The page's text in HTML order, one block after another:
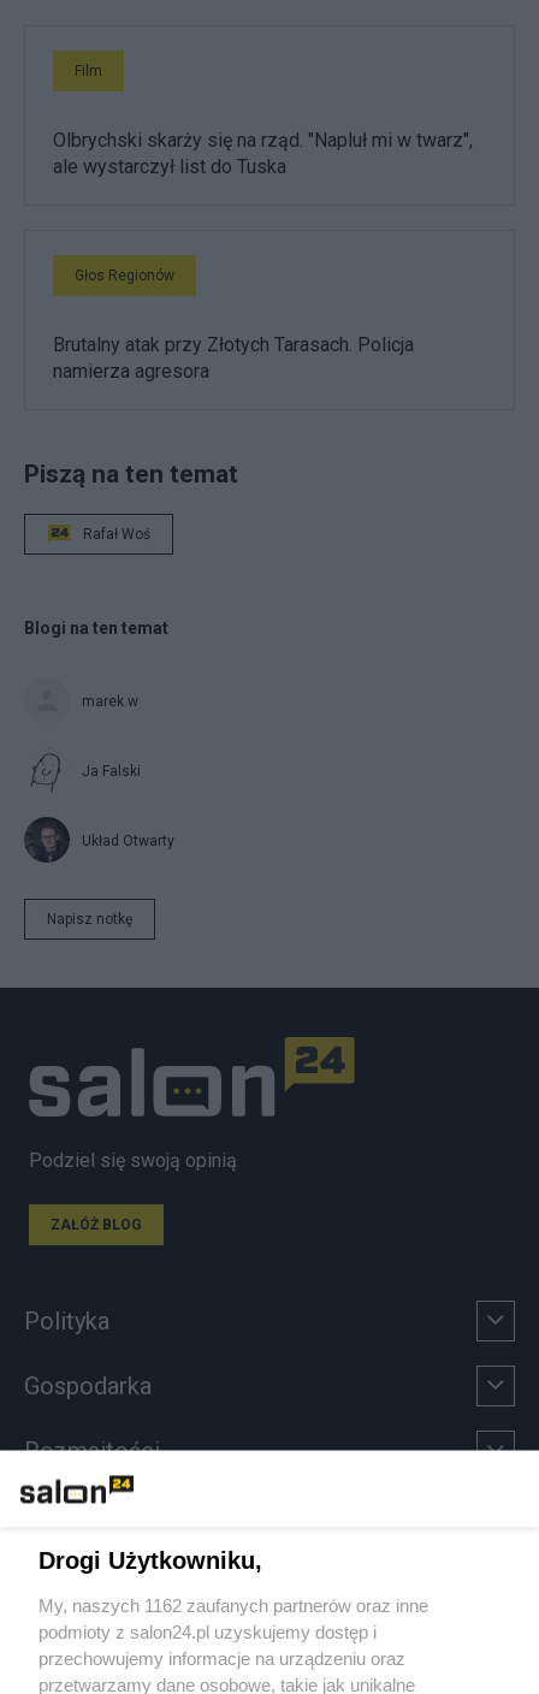
Film
Olbrychski skarży się na rząd. "Napluł mi w twarz",
ale wystarczył list do Tuska
Głos Regionów
Brutalny atak przy Złotych Tarasach. Policja
namierza agresora
Piszą na ten temat
Rafał Woś
Blogi na ten temat
marek.w
Ja Falski
Układ Otwarty
Napisz notkę
Podziel się swoją opinią
ZAŁÓŻ BLOG
Polityka
Gospodarka
Rozmaitości
Sport
Społeczeństwo
Drogi Użytkowniku,
My, naszych 1162 zaufanych partnerów oraz inne
podmioty z salon24.pl uzyskujemy dostęp i
przechowujemy informacje na urządzeniu oraz
przetwarzamy dane osobowe, takie jak unikalne